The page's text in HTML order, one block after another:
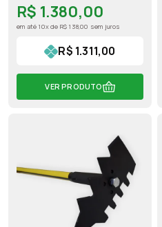
R$ 1.380,00
R$ 1.311,00
em até 10x de R$ 138,00 sem juros
VER PRODUTO